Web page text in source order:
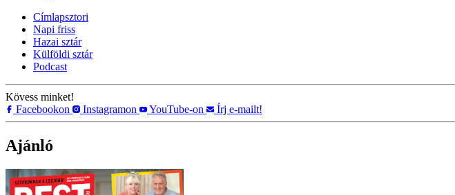
Címlapsztori
Napi friss
Hazai sztár
Külföldi sztár
Podcast
Kövess minket!
Facebookon
Instagramon YouTube-on Írj e-mailt!
Ajánló